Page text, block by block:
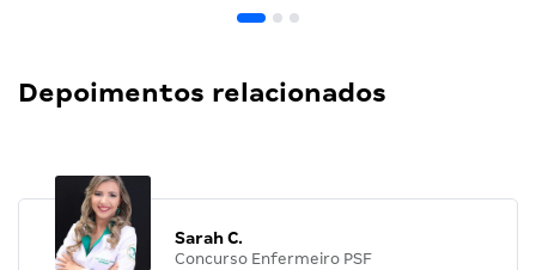
Depoimentos relacionados
Sarah C.
Concurso Enfermeiro PSF